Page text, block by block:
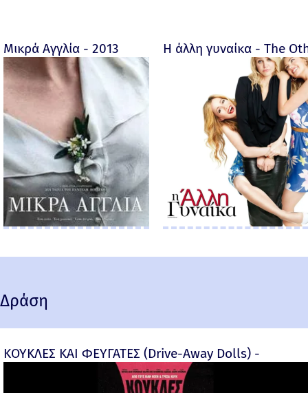
Μικρά Αγγλία - 2013 Η άλλη γυναίκα - The
Δράση
ΚΟΥΚΛΕΣ ΚΑΙ ΦΕΥΓΑΤΕΣ (Drive-Away Dolls) -